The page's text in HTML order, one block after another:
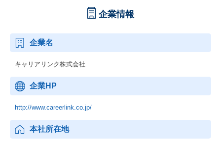
企業情報
企業名
キャリアリンク株式会社
企業HP
http://www.careerlink.co.jp/
本社所在地